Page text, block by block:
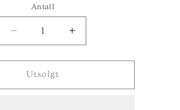
Antall
antallet
for
Bella
crocheted
Øk
antallet
for
crocheted
Utsolgt